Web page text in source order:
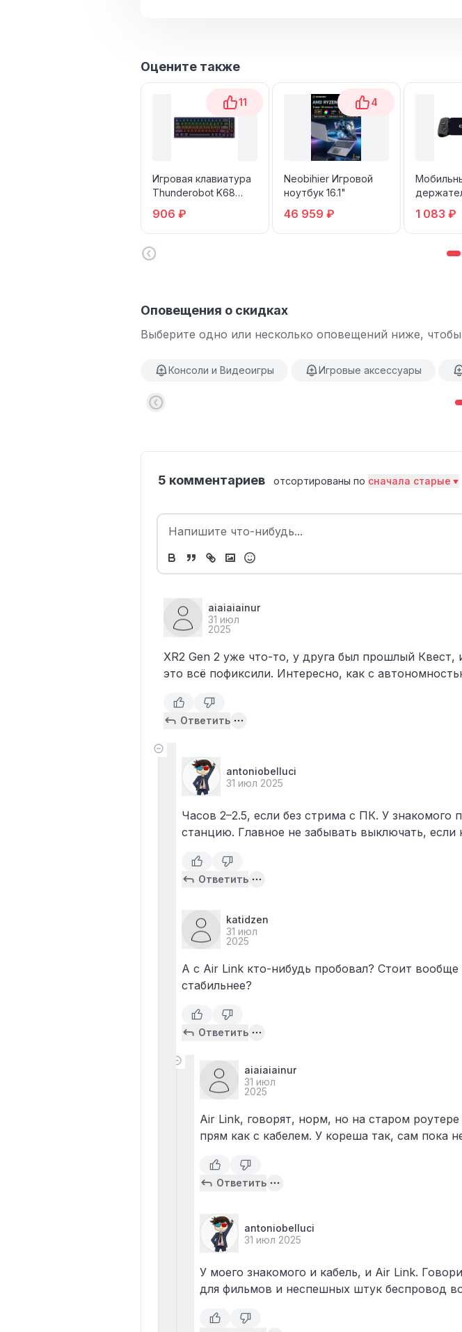
Оцените также
11
Игровая клавиатура
Thunderobot K68
906 ₽
4
Neobihier Игровой
ноутбук 16.1"
46 959 ₽
Lite Type-
1 083 ₽
Оповещения о скидках
Выберите одно или несколько оповещений ниже,
Консоли и Видеоигры Игровые аксессуары
5 комментариев отсортированы по сначала старые
aiaiaiainur
31 июл
2025
XR2 Gen 2 уже что-то, у друга был прошлый
это всё пофиксили. Интересно, как с
Ответить
antoniobelluci
31 июл 2025
Часов 2–2.5, если без стрима с ПК. У
станцию. Главное не забывать выключать, если
Ответить
katidzen
31 июл
2025
А с Air Link кто-нибудь пробовал? Стоит вообще
стабильнее?
Ответить
aiaiaiainur
31 июл
2025
Air Link, говорят, норм, но на старом
прям как с кабелем. У кореша так, сам пока
Ответить
antoniobelluci
31 июл 2025
У моего знакомого и кабель, и Air Link.
для фильмов и неспешных штук беспровод